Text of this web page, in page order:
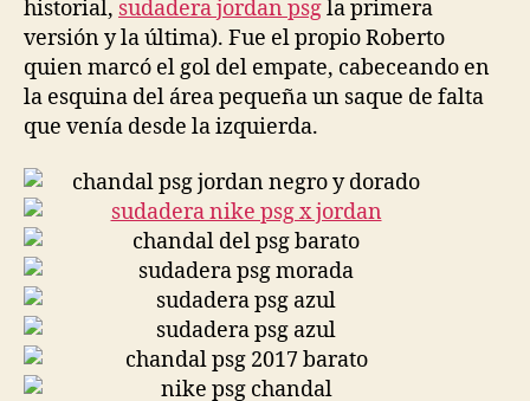
historial, sudadera jordan psgla primera
versión y la última). Fue el propio Roberto
quien marcó el gol del empate, cabeceando en
la esquina del área pequeña un saque de falta
que venía desde la izquierda.